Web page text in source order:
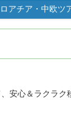
アチア・中欧ツ
安心＆ラクラク